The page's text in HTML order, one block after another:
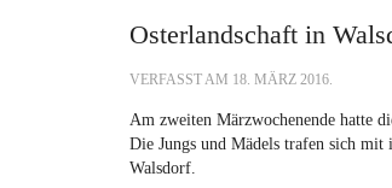
Osterlandschaft in
VERFASST AM 18. MÄRZ 2016.
Am zweiten Märzwochenende hatte
Die Jungs und Mädels trafen sich
Walsdorf.